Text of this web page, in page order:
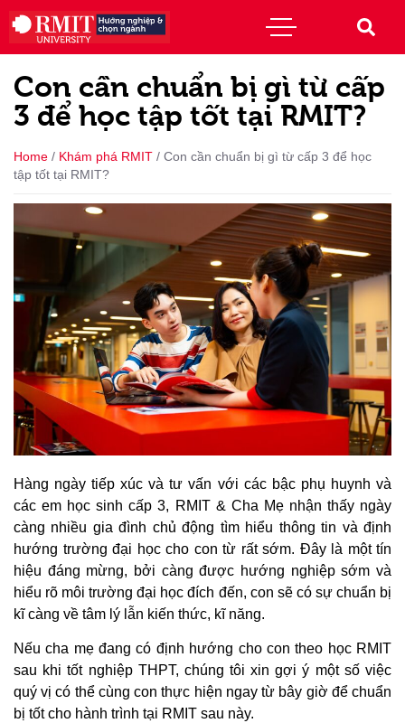
Con cần chuẩn bị gì từ cấp
3 để học tập tốt tại RMIT?
Home / Khám phá RMIT / Con cần chuẩn bị gì từ cấp 3 để học
tập tốt tại RMIT?
Hàng ngày tiếp xúc và tư vấn với các bậc phụ huynh và
các em học sinh cấp 3, RMIT & Cha Mẹ nhận thấy ngày
càng nhiều gia đình chủ động tìm hiểu thông tin và định
hướng trường đại học cho con từ rất sớm. Đây là một tín
hiệu đáng mừng, bởi càng được hướng nghiệp sớm và
hiểu rõ môi trường đại học đích đến, con sẽ có sự chuẩn bị
kĩ càng về tâm lý lẫn kiến thức, kĩ năng.
Nếu cha mẹ đang có định hướng cho con theo học RMIT
sau khi tốt nghiệp THPT, chúng tôi xin gợi ý một số việc
quý vị có thể cùng con thực hiện ngay từ bây giờ để chuẩn
bị tốt cho hành trình tại RMIT sau này.